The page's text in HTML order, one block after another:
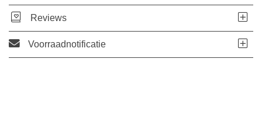
Reviews
Voorraadnotificatie